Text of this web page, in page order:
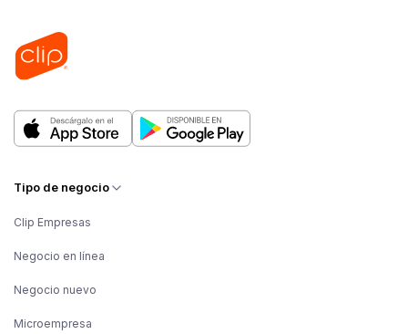
Tipo de negocio
Clip Empresas
Negocio en línea
Negocio nuevo
Microempresa